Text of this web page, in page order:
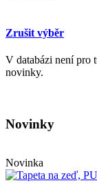
Zrušit výběr
V databázi není pro
novinky.
Novinky
Novinka